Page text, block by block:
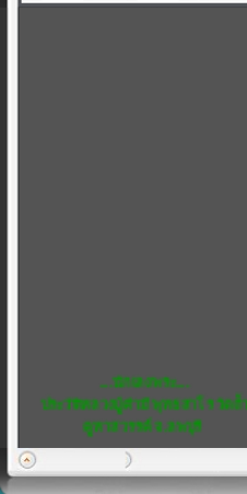
ประวัติหลวงปู่คำมี พุทธสาโร วัดถ้ำ
คูหาสวรรค์ จ.ลพบุรี
พิเศษ...5
เชิญชวน สมาชิกทุกท่าน แสดงความ
คิดเห็น ได้ที่ เว็บบอร์ด ครับ